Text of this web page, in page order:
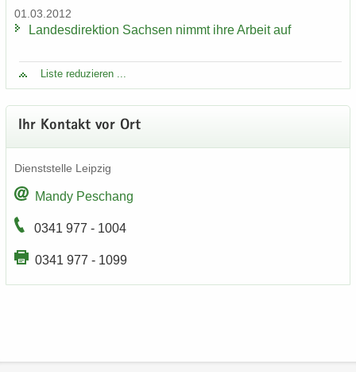
01.03.2012
Lan­des­di­rek­ti­on Sach­sen nimmt ihre Ar­beit auf
Liste re­du­zie­ren ...
Ihr Kon­takt vor Ort
Dienst­stel­le Leip­zig
Mandy Peschang
0341 977 - 1004
0341 977 - 1099